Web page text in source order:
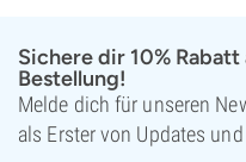
Sichere dir 10%
Bestellung!
Melde dich für unseren
als Erster von Updates